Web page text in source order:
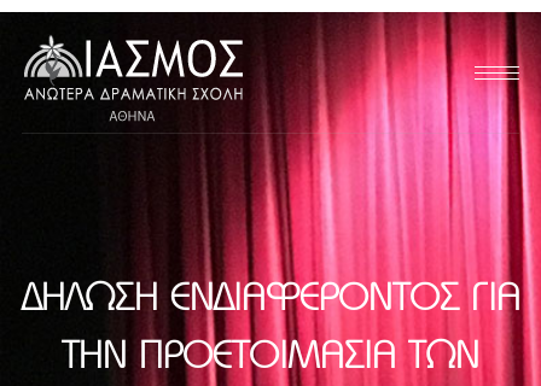
ΔΉΛΩΣΗ ΕΝΔΙΑΦΈΡΟΝΤΟΣ ΓΙΑ
ΤΗΝ ΠΡΟΕΤΟΙΜΑΣΊΑ ΤΩΝ